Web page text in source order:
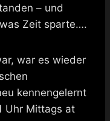
– und
Zeit sparte….
war es wieder
kennengelernt
Uhr Mittags at